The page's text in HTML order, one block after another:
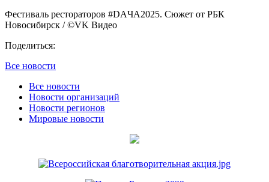
Фестиваль рестораторов #DAЧА2025. Сюжет от РБК
Новосибирск / ©VK Видео
Поделиться:
Все новости
Все новости
Новости организаций
Новости регионов
Мировые новости